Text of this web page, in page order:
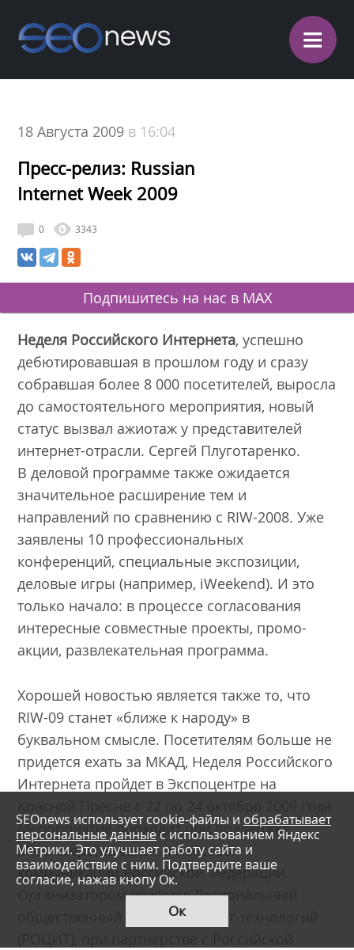
≡
18 Августа 2009 в 16:04
Пресс-релиз: Russian
Internet Week 2009
0 3343
Подпишитесь на нас в MAX
Неделя Российского Интернета, успешно
дебютировавшая в прошлом году и сразу
собравшая более 8 000 посетителей, выросла
до самостоятельного мероприятия, новый
статус вызвал ажиотаж у представителей
интернет-отрасли. Сергей Плуготаренко.
В деловой программе также ожидается
значительное расширение тем и
направлений по сравнению с RIW-2008. Уже
заявлены 10 профессиональных
конференций, специальные экспозиции,
деловые игры (например, iWeekend). И это
только начало: в процессе согласования
интересные совместные проекты, промо-
акции, развлекательная программа.
Хорошей новостью является также то, что
RIW-09 станет «ближе к народу» в
буквальном смысле. Посетителям больше не
придется ехать за МКАД, Неделя Российского
Интернета пройдет в Экспоцентре на
Мероприятие проходит при поддержке
Министерства связи и массовых
коммуникаций Российской Федерации.
Организатором является Региональный
общественный Центр интернет-технологий
SEOnews использует cookie-файлы и обрабатывает
персональные данныес использованием Яндекс
Метрики. Это улучшает работу сайта и
взаимодействие с ним. Подтвердите ваше
согласие, нажав кнопу Ок.
Ок